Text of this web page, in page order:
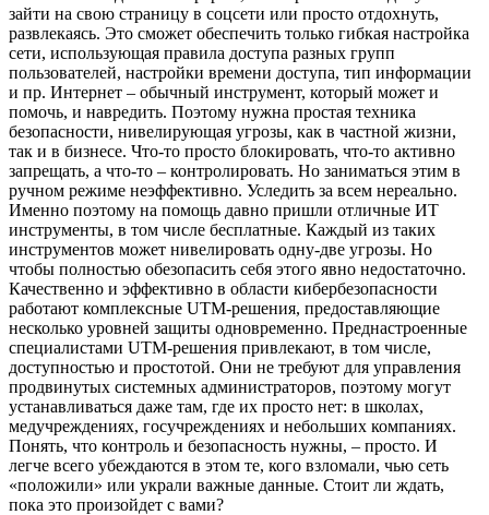
зайти на свою страницу в соцсети или просто отдохнуть,
развлекаясь. Это сможет обеспечить только гибкая настройка
сети, использующая правила доступа разных групп
пользователей, настройки времени доступа, тип информации
и пр. Интернет – обычный инструмент, который может и
помочь, и навредить. Поэтому нужна простая техника
безопасности, нивелирующая угрозы, как в частной жизни,
так и в бизнесе. Что-то просто блокировать, что-то активно
запрещать, а что-то – контролировать. Но заниматься этим в
ручном режиме неэффективно. Уследить за всем нереально.
Именно поэтому на помощь давно пришли отличные ИТ
инструменты, в том числе бесплатные. Каждый из таких
инструментов может нивелировать одну-две угрозы. Но
чтобы полностью обезопасить себя этого явно недостаточно.
Качественно и эффективно в области кибербезопасности
работают комплексные UTM-решения, предоставляющие
несколько уровней защиты одновременно. Преднастроенные
специалистами UTM-решения привлекают, в том числе,
доступностью и простотой. Они не требуют для управления
продвинутых системных администраторов, поэтому могут
устанавливаться даже там, где их просто нет: в школах,
медучреждениях, госучреждениях и небольших компаниях.
Понять, что контроль и безопасность нужны, – просто. И
легче всего убеждаются в этом те, кого взломали, чью сеть
«положили» или украли важные данные. Стоит ли ждать,
пока это произойдет с вами?